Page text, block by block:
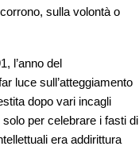
sulla volontà o
l’anno del
luce sull’atteggiamento
dopo vari incagli
per celebrare i fasti di
era addirittura